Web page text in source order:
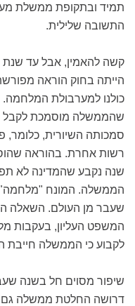
תמיד ובתקופת ממשלת
התשובה שלילית.
הייתה בחוק הוראה
כולנו למערבולת
שהממשלה מוסמכת לקבל
סמכותה השיורית,
רשות אחרת. בהוראה
שנה נקבע שהמדינה לא
הממשלה. המונח "מלחמה"
שעבר מן העולם. השאלה
המשפט העליון, בעקבות
לקבוע כי הממשלה חייבת
שיפור מסוים חל בשנה
דרושה החלטת ממשלה גם